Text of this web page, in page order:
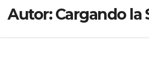
Autor:Cargando la